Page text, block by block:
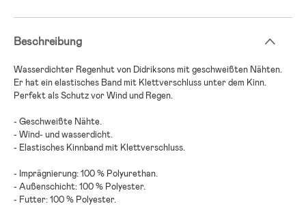
Beschreibung
Wasserdichter Regenhut von Didriksons mit geschweißten Nähten.
Er hat ein elastisches Band mit Klettverschluss unter dem Kinn.
Perfekt als Schutz vor Wind und Regen.
- Geschweißte Nähte.
- Wind- und wasserdicht.
- Elastisches Kinnband mit Klettverschluss.
- Imprägnierung: 100 % Polyurethan.
- Außenschicht: 100 % Polyester.
- Futter: 100 % Polyester.